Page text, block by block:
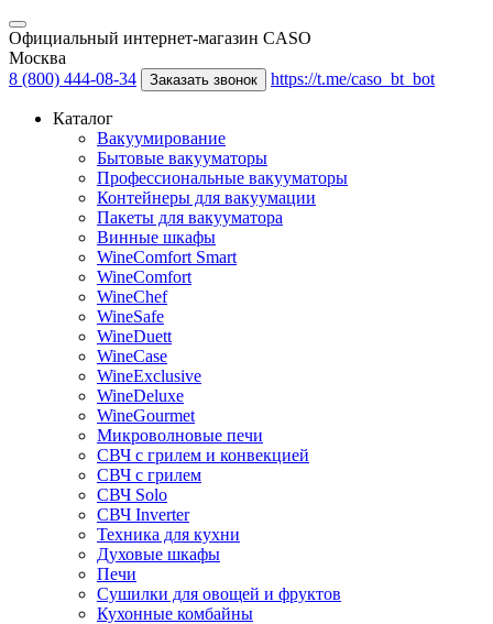
Официальный интернет-магазин CASO
Москва
8 (800) 444-08-34
Заказать звонок https://t.me/caso_bt_bot
Каталог
Вакуумирование
Бытовые вакууматоры
Профессиональные вакууматоры
Контейнеры для вакуумации
Пакеты для вакууматора
Винные шкафы
WineComfort Smart
WineComfort
WineChef
WineSafe
WineDuett
WineCase
WineExclusive
WineDeluxe
WineGourmet
Микроволновые печи
СВЧ с грилем и конвекцией
СВЧ с грилем
СВЧ Solo
СВЧ Inverter
Техника для кухни
Духовые шкафы
Печи
Сушилки для овощей и фруктов
Кухонные комбайны